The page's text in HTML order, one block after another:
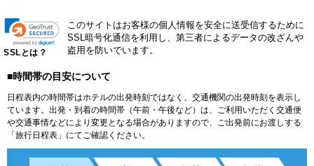
SSLとは？
このサイトはお客様の個人情報を安全に送受信するために
SSL暗号化通信を利用し、第三者によるデータの改ざんや
盗用を防いでいます。
■時間帯の目安について
日程表内の時間帯はホテルの出発時刻ではなく、交通機関の出発時刻を表示し
ています。出発・到着の時間帯（午前・午後など）は、ご利用いただく交通便
や交通事情などにより変更となる場合がありますので、ご出発前にお渡しする
「旅行日程表」にてご確認ください。